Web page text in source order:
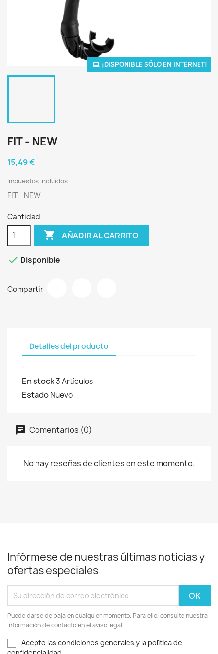
¡DISPONIBLE SÓLO EN INTERNET!
FIT - NEW
15,49 €
Impuestos incluidos
FIT - NEW
Cantidad
 AÑADIR AL CARRITO
 Disponible
Compartir
Detalles del producto
En stock3 Artículos
EstadoNuevo
Comentarios (0)
No hay reseñas de clientes en este momento.
Infórmese de nuestras últimas noticias y
ofertas especiales
Puede darse de baja en cualquier momento. Para ello, consulte nuestra
información de contacto en el aviso legal.
Acepto las condiciones generales y la política de